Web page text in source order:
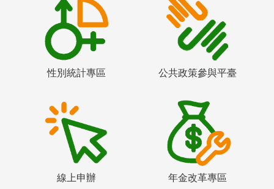
性別統計專區 公共政策參與平臺
線上申辦 年金改革專區